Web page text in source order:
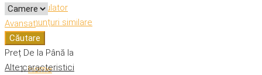
Avansat
Căutare
Preț De la Până la
Alte caracteristici
Calculator
Anunțuri similare
Home